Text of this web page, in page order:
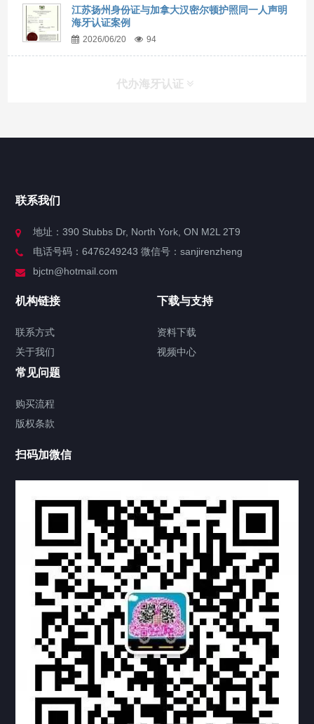
江苏扬州身份证与加拿大汉密尔顿护照同一人声明
海牙认证案例
2026/06/20 94
代办海牙认证
服务分类
签署类文件海牙认证程序费用
视频中心
热门标签 TAG
机构链接
联系方式 关于我们
下载与支持
资料下载 视频中心
常见问题
购买流程 版权条款
联系我们
地址：390 Stubbs Dr, North York, ON M2L 2T9
电话号码：6476249243 微信号：sanjirenzheng
bjctn@hotmail.com
机构链接
联系方式
关于我们
下载与支持
资料下载
视频中心
常见问题
购买流程
版权条款
扫码加微信